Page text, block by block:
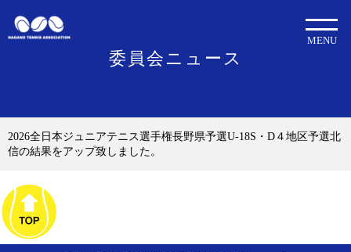
委員会ニュース
MENU
2026全日本ジュニアテニス選手権長野県予選U-18S・D４地区予選北
信の結果をアップ致しました。